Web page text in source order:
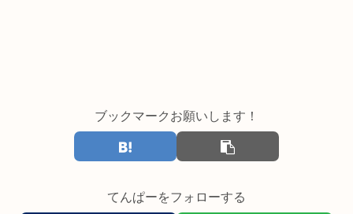
ブックマークお願いします！
てんぱーをフォローする